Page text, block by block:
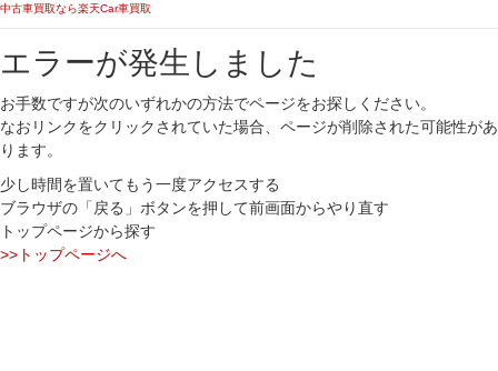
中古車買取なら楽天Car車買取
エラーが発生しました
お手数ですが次のいずれかの方法でページをお探しください。
なおリンクをクリックされていた場合、ページが削除された可能性があ
ります。
少し時間を置いてもう一度アクセスする
ブラウザの「戻る」ボタンを押して前画面からやり直す
トップページから探す
>>トップページへ